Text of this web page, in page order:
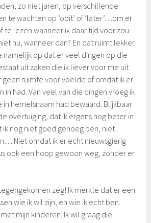
zo niet jaren, op verschillende
te wachten op ‘ooit’ of ‘later’…om er
te lezen wanneer ik daar tijd voor zou
nu, wanneer dan? En dat ruimt lekker
namelijk op dat er veel dingen op die
uit zaken die ik liever voor me uit
geen ruimte voor voelde of omdat ik er
in had. Van veel van die dingen vroeg ik
in hemelsnaam had bewaard. Blijkbaar
overtuiging, dat ik ergens nog beter in
nog niet goed genoeg ben, niet
Niet omdat ik er echt nieuwsgierig
ook een hoop gewoon weg, zonder er
zeg! Ik merkte dat er een
wie ik wil zijn, en wie ik echt ben.
mijn kinderen. Ik wil graag die